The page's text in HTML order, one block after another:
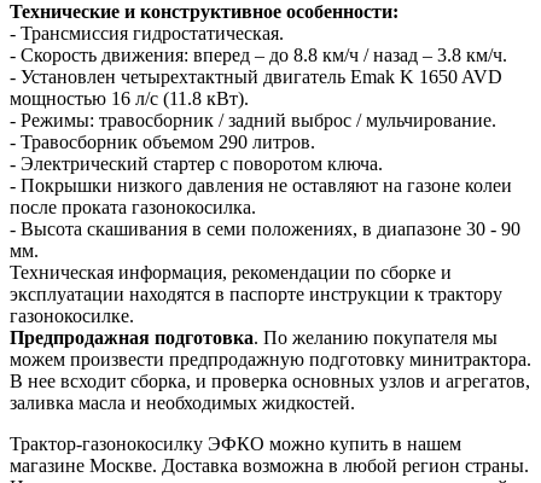
Технические и конструктивное особенности:
- Трансмиссия гидростатическая.
- Скорость движения: вперед – до 8.8 км/ч / назад – 3.8 км/ч.
- Установлен четырехтактный двигатель Emak K 1650 AVD
мощностью 16 л/с (11.8 кВт).
- Режимы: травосборник / задний выброс / мульчирование.
- Травосборник объемом 290 литров.
- Электрический стартер с поворотом ключа.
- Покрышки низкого давления не оставляют на газоне колеи
после проката газонокосилка.
- Высота скашивания в семи положениях, в диапазоне 30 - 90
мм.
Техническая информация, рекомендации по сборке и
эксплуатации находятся в паспорте инструкции к трактору
газонокосилке.
Предпродажная подготовка. По желанию покупателя мы
можем произвести предпродажную подготовку минитрактора.
В нее всходит сборка, и проверка основных узлов и агрегатов,
заливка масла и необходимых жидкостей.
Трактор-газонокосилку ЭФКО можно купить в нашем
магазине Москве. Доставка возможна в любой регион страны.